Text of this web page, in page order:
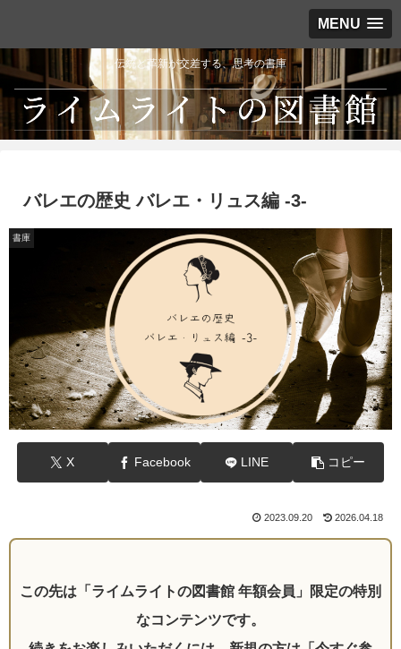
MENU
伝統と革新が交差する、思考の書庫
バレエの歴史 バレエ・リュス編 -3-
書庫
X Facebook LINE コピー
2023.09.20 2026.04.18